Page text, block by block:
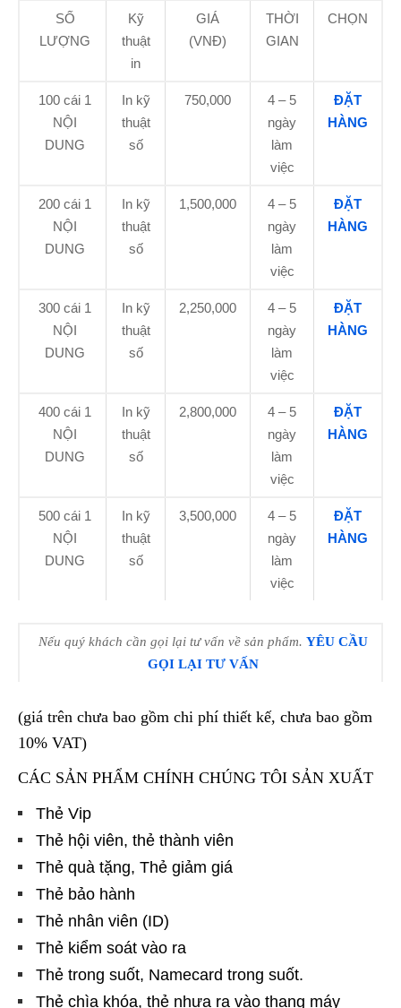
SỐ
LƯỢNG
Kỹ
thuật
in
GIÁ
(VNĐ)
THỜI
GIAN
CHỌN
100 cái 1
NỘI
DUNG
In kỹ
thuật
số
750,000
4 – 5
ngày
làm
việc
ĐẶT
HÀNG
200 cái 1
NỘI
DUNG
In kỹ
thuật
số
1,500,000
4 – 5
ngày
làm
việc
ĐẶT
HÀNG
300 cái 1
NỘI
DUNG
In kỹ
thuật
số
2,250,000
4 – 5
ngày
làm
việc
ĐẶT
HÀNG
400 cái 1
NỘI
DUNG
In kỹ
thuật
số
2,800,000
4 – 5
ngày
làm
việc
ĐẶT
HÀNG
500 cái 1
NỘI
DUNG
In kỹ
thuật
số
3,500,000
4 – 5
ngày
làm
việc
ĐẶT
HÀNG
Nếu quý khách cần gọi lại tư vấn về sản phẩm. YÊU CẦU
GỌI LẠI TƯ VẤN
(giá trên chưa bao gồm chi phí thiết kế, chưa bao gồm
10% VAT)
CÁC SẢN PHẨM CHÍNH CHÚNG TÔI SẢN XUẤT
Thẻ Vip
Thẻ hội viên, thẻ thành viên
Thẻ quà tặng, Thẻ giảm giá
Thẻ bảo hành
Thẻ nhân viên (ID)
Thẻ kiểm soát vào ra
Thẻ trong suốt, Namecard trong suốt.
Thẻ chìa khóa, thẻ nhựa ra vào thang máy